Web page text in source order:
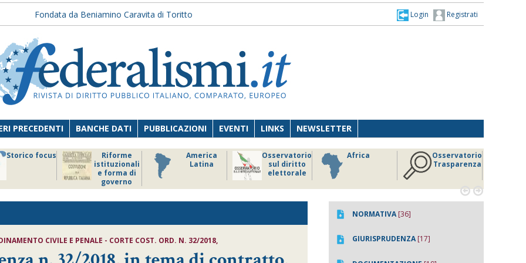
Fondata da Beniamino Caravita di Toritto Registrati
Login
PRECEDENTI BANCHE DATI PUBBLICAZIONI EVENTI LINKS NEWSLETTER
Storico focus
Riforme
istituzionali
e forma di
governo
America
Latina
Osservatorio
sul diritto
elettorale
Africa
Osservatorio
Trasparenza
 
CIVILE E PENALE - CORTE COST. ORD. N. 32/2018,
NORMATIVA[36]
GIURISPRUDENZA[17]